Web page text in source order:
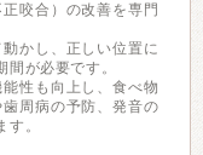
咬合）の改善を専門
かし、正しい位置に
が必要です。
性も向上し、食べ物
周病の予防、発音の
。